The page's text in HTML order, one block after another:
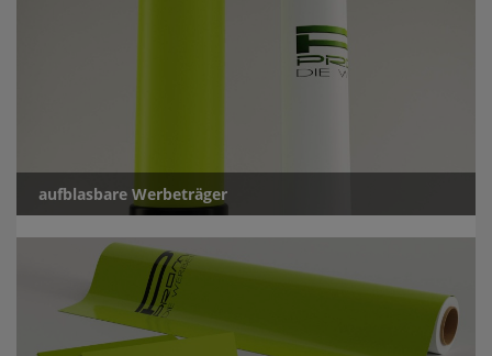
aufblasbare Werbeträger